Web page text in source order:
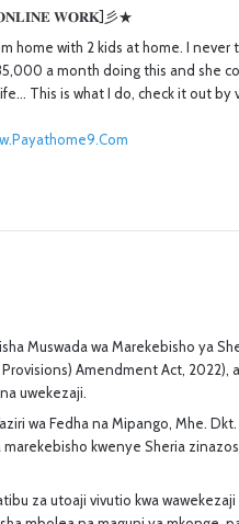
𝐖𝐎𝐑𝐊]彡★
home with 2 kids at home. I never
a month doing this and she
This is what I do, check it out by
Muswada wa Marekebisho ya
Amendment Act, 2022),
uwekezaji.
wa Fedha na Mipango, Mhe.
kwenye Sheria
za utoaji vivutio kwa wawekezaji